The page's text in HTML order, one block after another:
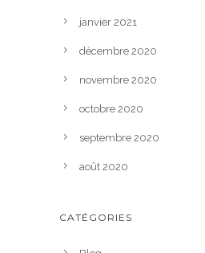
janvier 2021
décembre 2020
novembre 2020
octobre 2020
septembre 2020
août 2020
CATÉGORIES